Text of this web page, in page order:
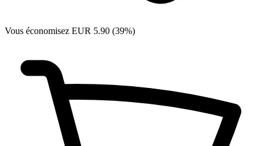
Vous économisez EUR 5.90 (39%)